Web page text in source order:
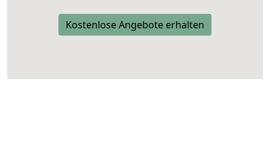
Kostenlose Angebote erhalten